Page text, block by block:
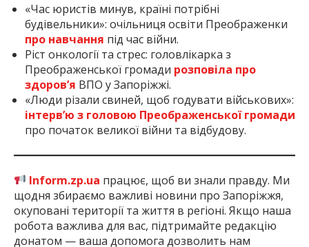
«Час юристів минув, країні потрібні
будівельники»: очільниця освіти Преображенки
про навчання під час війни.
Ріст онкології та стрес: головлікарка з
Преображенської громади розповіла про
здоров’я ВПО у Запоріжжі.
«Люди різали свиней, щоб годувати військових»:
інтерв’ю з головою Преображенської громади
про початок великої війни та відбудову.
Inform.zp.ua працює, щоб ви знали правду. Ми
щодня збираємо важливі новини про Запоріжжя,
окуповані території та життя в регіоні. Якщо наша
робота важлива для вас, підтримайте редакцію
донатом — ваша допомога дозволить нам